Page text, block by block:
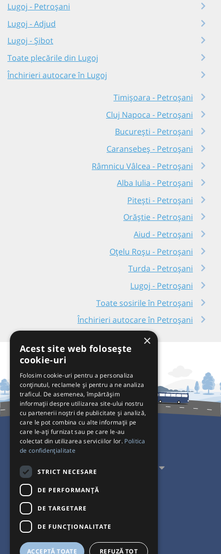
Lugoj - Petroșani
Lugoj - Adjud
Lugoj - Șibot
Toate plecările din Lugoj
Închirieri autocare în Lugoj
Timișoara - Petroșani
Cluj Napoca - Petroșani
București - Petroșani
Caransebeș - Petroșani
Râmnicu Vâlcea - Petroșani
Alba Iulia - Petroșani
Pitești - Petroșani
Orăștie - Petroșani
Aiud - Petroșani
Oțelu Roșu - Petroșani
Turda - Petroșani
Lugoj - Petroșani
Toate sosirile în Petroșani
Închirieri autocare în Petroșani
Pentru Călători
Pentru Transportatori
Interacționăm
Acceptăm plăți cu
×
Acest site web folosește
cookie-uri
Folosim cookie-uri pentru a personaliza
conținutul, reclamele și pentru a ne analiza
traficul. De asemenea, împărtășim
informații despre utilizarea site-ului nostru
cu partenerii noștri de publicitate și analiză,
care le pot combina cu alte informații pe
care le-ați furnizat sau pe care le-au
colectat din utilizarea serviciilor lor. Politica
de confidențialitate
STRICT NECESARE
DE PERFORMANȚĂ
DE TARGETARE
DE FUNCŢIONALITATE
ACCEPTĂ TOATE REFUZĂ TOT